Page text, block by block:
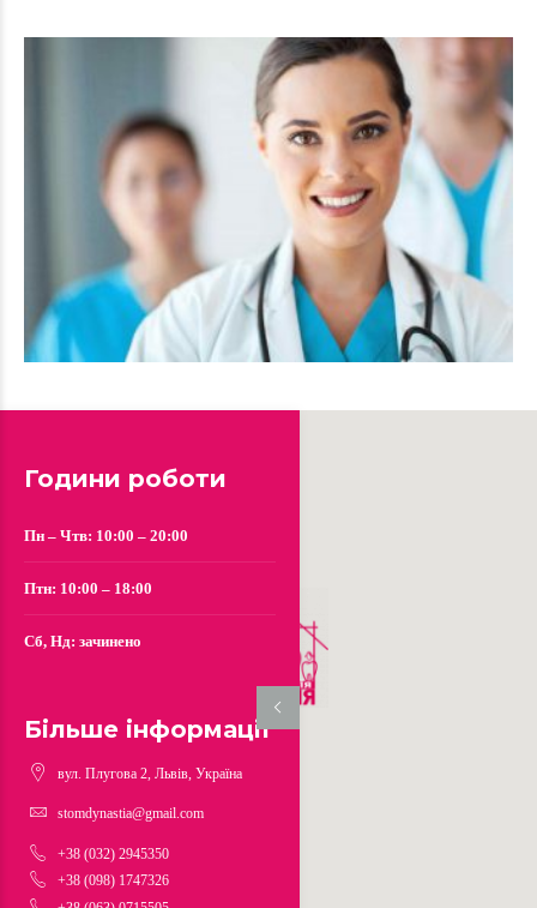
Години роботи
Пн – Чтв: 10:00 – 20:00
Птн: 10:00 – 18:00
Сб, Нд: зачинено
Більше інформації
вул. Плугова 2, Львів, Україна
stomdynastia@gmail.com
+38 (032) 2945350
+38 (098) 1747326